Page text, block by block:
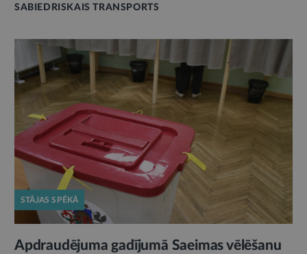
SABIEDRISKAIS TRANSPORTS
STĀJAS SPĒKĀ
Apdraudējuma gadījumā Saeimas vēlēšanu